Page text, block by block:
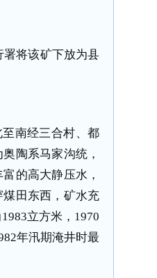
署将该矿下放为县
南经三合村、都
陶系马家沟统，
的高大静压水，
田东西，矿水充
立方米，1970
年汛期淹井时最